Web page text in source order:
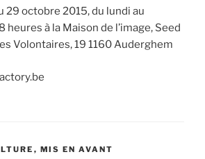
29 octobre 2015, du lundi au
heures à la Maison de l’image, Seed
Volontaires, 19 1160 Auderghem
, MIS EN AVANT